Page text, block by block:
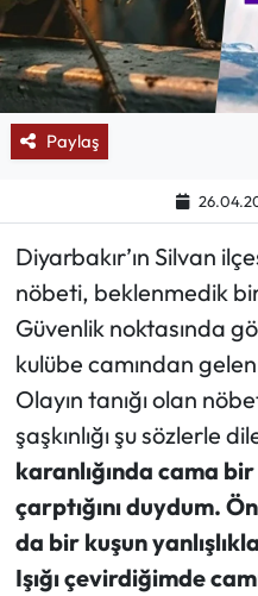
Paylaş
Diyarbakır’ın Silvan
nöbeti, beklenmedik
Güvenlik noktasında
kulübe camından
Olayın tanığı olan
şaşkınlığı şu sözlerle
karanlığında cama
çarptığını duydum.
da bir kuşun
Işığı çevirdiğimde
Manşet
Köşe Yazıları
Karikatür Galeri
ASTROLOJİ
Spor Yazıları
Mektup Galeri
Ekonomi
Sağlık
Turizm